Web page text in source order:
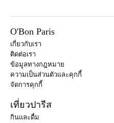
O'Bon Paris
เกี่ยวกับเรา
ติดต่อเรา
ข้อมูลทางกฎหมาย
ความเป็นส่วนตัวและคุกกี้
จัดการคุกกี้
เที่ยวปารีส
กินและดื่ม